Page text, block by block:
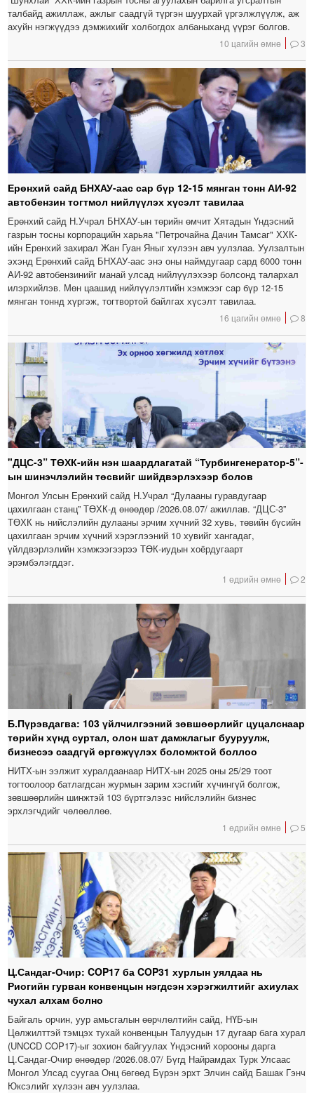
талбайд ажиллаж, ажлыг саадгүй түргэн шуурхай үргэлжлүүлж, аж
ахуйн нэгжүүдээ дэмжихийг холбогдох албаныханд үүрэг болгов.
10 цагийн өмнө 3
Ерөнхий сайд БНХАУ-аас сар бүр 12-15 мянган тонн АИ-92
автобензин тогтмол нийлүүлэх хүсэлт тавилаа
Ерөнхий сайд Н.Учрал БНХАУ-ын төрийн өмчит Хятадын Үндэсний
газрын тосны корпорацийн харьяа "Петрочайна Дачин Тамсаг" ХХК-
ийн Ерөнхий захирал Жан Гуан Яныг хүлээн авч уулзлаа. Уулзалтын
эхэнд Ерөнхий сайд БНХАУ-аас энэ оны наймдугаар сард 6000 тонн
АИ-92 автобензинийг манай улсад нийлүүлэхээр болсонд талархал
илэрхийлэв. Мөн цаашид нийлүүлэлтийн хэмжээг сар бүр 12-15
мянган тоннд хүргэж, тогтвортой байлгах хүсэлт тавилаа.
16 цагийн өмнө 8
"ДЦС-3” ТӨХК-ийн нэн шаардлагатай “Турбингенератор-5”-
ын шинэчлэлийн төсвийг шийдвэрлэхээр болов
Монгол Улсын Ерөнхий сайд Н.Учрал “Дулааны гуравдугаар
цахилгаан станц” ТӨХК-д өнөөдөр /2026.08.07/ ажиллав. “ДЦС-3”
ТӨХК нь нийслэлийн дулааны эрчим хүчний 32 хувь, төвийн бүсийн
цахилгаан эрчим хүчний хэрэглээний 10 хувийг хангадаг,
үйлдвэрлэлийн хэмжээгээрээ ТӨК-иудын хоёрдугаарт
эрэмбэлэгддэг.
1 өдрийн өмнө 2
Б.Пүрэвдагва: 103 үйлчилгээний зөвшөөрлийг цуцалснаар
төрийн хүнд суртал, олон шат дамжлагыг бууруулж,
бизнесээ саадгүй өргөжүүлэх боломжтой боллоо
НИТХ-ын ээлжит хуралдаанаар НИТХ-ын 2025 оны 25/29 тоот
тогтоолоор батлагдсан журмын зарим хэсгийг хүчингүй болгож,
зөвшөөрлийн шинжтэй 103 бүртгэлээс нийслэлийн бизнес
эрхлэгчдийг чөлөөллөө.
1 өдрийн өмнө 5
Ц.Сандаг-Очир: COP17 ба COP31 хурлын уялдаа нь
Риогийн гурван конвенцын нэгдсэн хэрэгжилтийг ахиулах
чухал алхам болно
Байгаль орчин, уур амьсгалын өөрчлөлтийн сайд, НҮБ-ын
Цөлжилттэй тэмцэх тухай конвенцын Талуудын 17 дугаар бага хурал
(UNCCD COP17)-ыг зохион байгуулах Үндэсний хорооны дарга
Ц.Сандаг-Очир өнөөдөр /2026.08.07/ Бүгд Найрамдах Турк Улсаас
Монгол Улсад суугаа Онц бөгөөд Бүрэн эрхт Элчин сайд Башак Гэнч
Юксэлийг хүлээн авч уулзлаа.